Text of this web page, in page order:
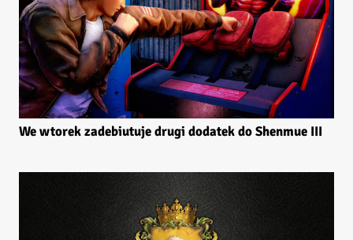
We wtorek zadebiutuje drugi dodatek do Shenmue III